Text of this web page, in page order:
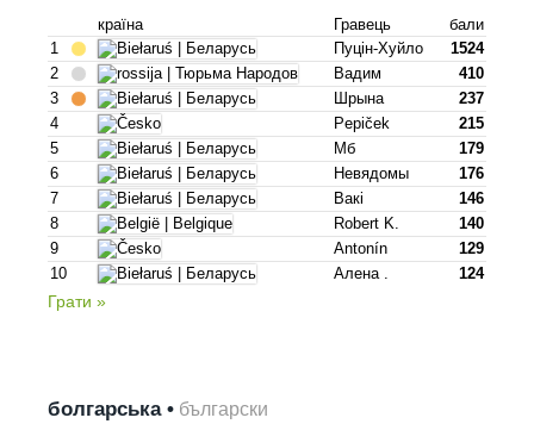
країна Гравець
бали
1
Пуцін-Хуйло
1524
2
Вадим
410
3
Шрына
237
4
Pepiček
215
5
Мб
179
6
Невядомы
176
7
Вакі
146
8
Robert K.
140
9
Antonín
129
10
Алена . 124
Грати »
болгарська • български